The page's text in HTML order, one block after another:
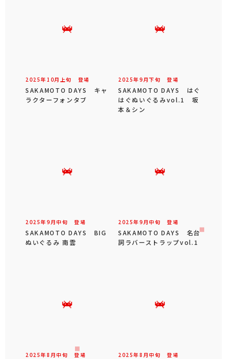
2025年 10月 上旬 登場
SAKAMOTO DAYS キャ
ラクターフォンタブ
2025年9 月下旬 登場
SAKAMOTO DAYS はぐ
はぐぬいぐるみvol.1 坂
本＆シン
2025年9 月中旬 登場
SAKAMOTO DAYS BIG
ぬいぐるみ 南雲
2025年9 月中旬 登場
SAKAMOTO DAYS 名台
詞ラバーストラップvol.1
2025年8 月中旬 登場 2025年8 月中旬 登場